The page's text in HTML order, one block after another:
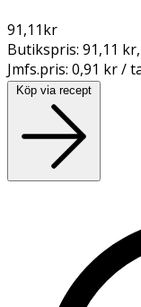
91,11kr
Butikspris: 91,11 kr,
Jmfs.pris: 0,91 kr /
Köp via recept